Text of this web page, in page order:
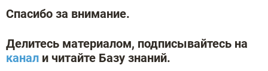
Спасибо за внимание.
Делитесь материалом, подписывайтесь на
канал и читайте Базу знаний.